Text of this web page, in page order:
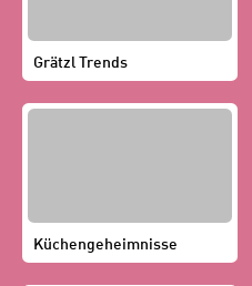
Grätzl Trends
Küchengeheimnisse